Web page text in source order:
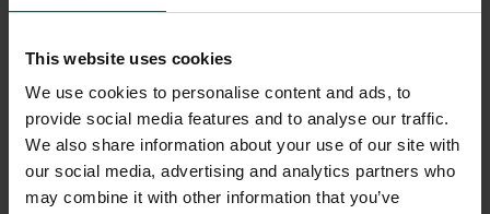
This website uses cookies
We use cookies to personalise content and ads, to
provide social media features and to analyse our traffic.
We also share information about your use of our site with
our social media, advertising and analytics partners who
may combine it with other information that you’ve
Kalkoenschnitzel
150 gram